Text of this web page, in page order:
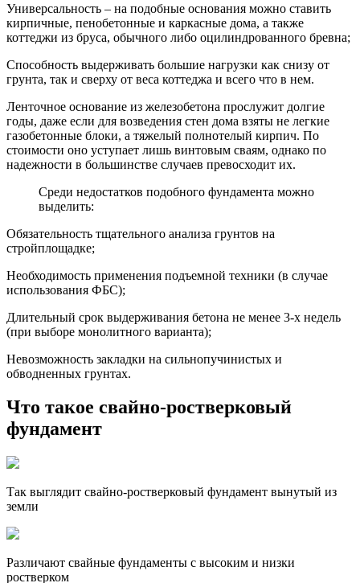
Универсальность – на подобные основания можно ставить
кирпичные, пенобетонные и каркасные дома, а также
коттеджи из бруса, обычного либо оцилиндрованного бревна;
Способность выдерживать большие нагрузки как снизу от
грунта, так и сверху от веса коттеджа и всего что в нем.
Ленточное основание из железобетона прослужит долгие
годы, даже если для возведения стен дома взяты не легкие
газобетонные блоки, а тяжелый полнотелый кирпич. По
стоимости оно уступает лишь винтовым сваям, однако по
надежности в большинстве случаев превосходит их.
Среди недостатков подобного фундамента можно
выделить:
Обязательность тщательного анализа грунтов на
стройплощадке;
Необходимость применения подъемной техники (в случае
использования ФБС);
Длительный срок выдерживания бетона не менее 3-х недель
(при выборе монолитного варианта);
Невозможность закладки на сильнопучинистых и
обводненных грунтах.
Что такое свайно-ростверковый
фундамент
Так выглядит свайно-ростверковый фундамент вынутый из
земли
Различают свайные фундаменты с высоким и низки
ростверком